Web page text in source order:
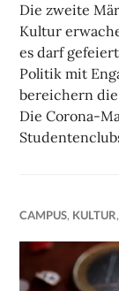
Die zweite
Kultur
es darf
Politik mit
bereichern die
Die Corona-
CAMPUS, KULTUR,